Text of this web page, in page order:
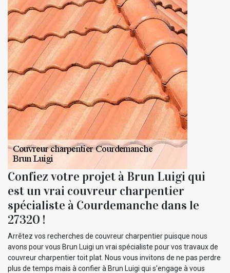
Confiez votre projet à Brun Luigi qui
est un vrai couvreur charpentier
spécialiste à Courdemanche dans le
27320 !
Arrêtez vos recherches de couvreur charpentier puisque nous
avons pour vous Brun Luigi un vrai spécialiste pour vos travaux de
couvreur charpentier toit plat. Nous vous invitons de ne pas perdre
plus de temps mais à confier à Brun Luigi qui s’engage à vous